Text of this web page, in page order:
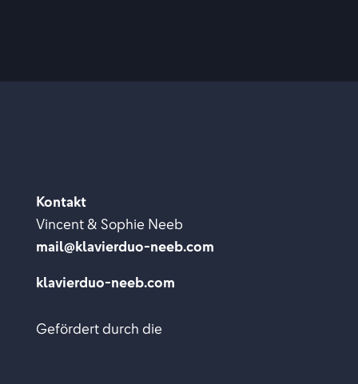
Kontakt
Vincent & Sophie Neeb
mail@klavierduo-neeb.com
klavierduo-neeb.com
Gefördert durch die